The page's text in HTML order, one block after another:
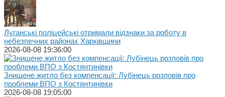
Луганські поліцейські отримали відзнаки за роботу в
небезпечних районах Харківщини
2026-08-08 19:36:00
Знищене житло без компенсації: Лубінець розповів про
проблеми ВПО з Костянтинівки
2026-08-08 19:05:00